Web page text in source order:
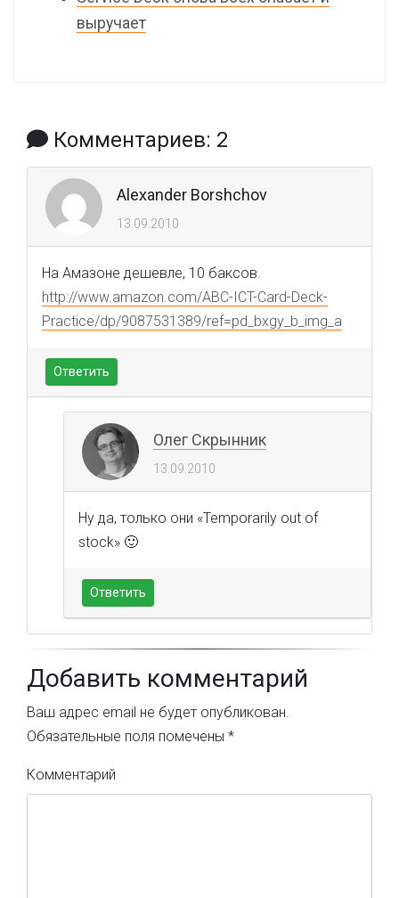
выручает
Комментариев: 2
Alexander Borshchov
13.09.2010
На Амазоне дешевле, 10 баксов.
http://www.amazon.com/ABC-ICT-Card-Deck-
Practice/dp/9087531389/ref=pd_bxgy_b_img_a
Ответить
Олег Скрынник
13.09.2010
Ну да, только они «Temporarily out of
stock» 🙂
Ответить
Добавить комментарий
Ваш адрес email не будет опубликован.
Обязательные поля помечены *
Комментарий